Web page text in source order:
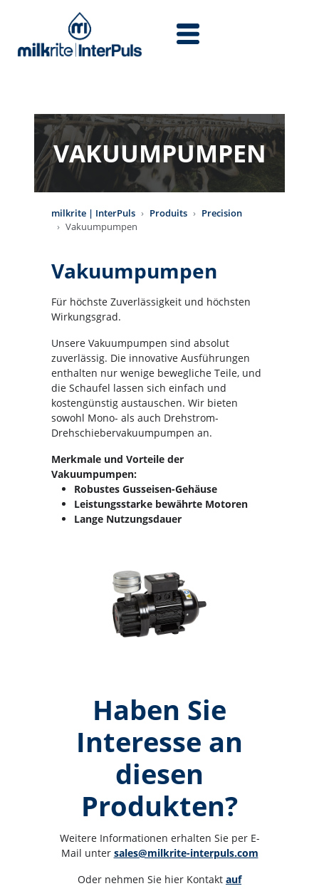
VAKUUMPUMPEN
milkrite | InterPuls Produits
Precision
Vakuumpumpen
Vakuumpumpen
Für höchste Zuverlässigkeit und höchsten
Wirkungsgrad.
Unsere Vakuumpumpen sind absolut
zuverlässig. Die innovative Ausführungen
enthalten nur wenige bewegliche Teile, und
die Schaufel lassen sich einfach und
kostengünstig austauschen. Wir bieten
sowohl Mono- als auch Drehstrom-
Drehschiebervakuumpumpen an.
Merkmale und Vorteile der
Vakuumpumpen:
Robustes Gusseisen-Gehäuse
Leistungsstarke bewährte Motoren
Lange Nutzungsdauer
Haben Sie
Interesse an
diesen
Produkten?
Weitere Informationen erhalten Sie per E-
Mail unter sales@milkrite-interpuls.com
Oder nehmen Sie hier Kontakt auf